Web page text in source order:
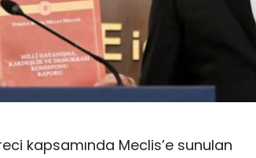
kapsamında Meclis’e sunulan